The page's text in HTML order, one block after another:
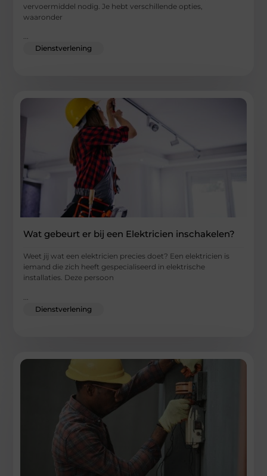
vervoermiddel nodig. Je hebt verschillende opties,
waaronder
...
Dienstverlening
Wat gebeurt er bij een Elektricien inschakelen?
Weet jij wat een elektricien precies doet? Een elektricien is
iemand die zich heeft gespecialiseerd in elektrische
installaties. Deze persoon
Dienstverlening